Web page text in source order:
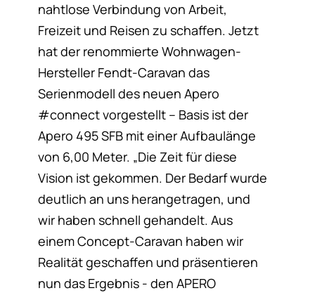
nahtlose Verbindung von Arbeit,
Freizeit und Reisen zu schaffen. Jetzt
hat der renommierte Wohnwagen-
Hersteller Fendt-Caravan das
Serienmodell des neuen Apero
#connect vorgestellt – Basis ist der
Apero 495 SFB mit einer Aufbaulänge
von 6,00 Meter. „Die Zeit für diese
Vision ist gekommen. Der Bedarf wurde
deutlich an uns herangetragen, und
wir haben schnell gehandelt. Aus
einem Concept-Caravan haben wir
Realität geschaffen und präsentieren
nun das Ergebnis - den APERO